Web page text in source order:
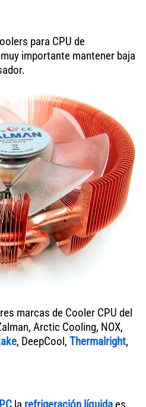
para CPU de
importante mantener baja
marcas de Cooler CPU del
Arctic Cooling, NOX,
, DeepCool, Thermalright,